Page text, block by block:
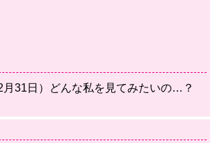
月31日）どんな私を見てみたいの…？